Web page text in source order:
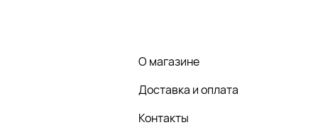
О магазине
Доставка и оплата
Контакты